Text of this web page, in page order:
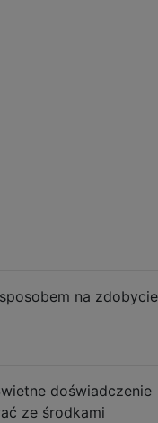
na zdobycie
doświadczenie
ze środkami